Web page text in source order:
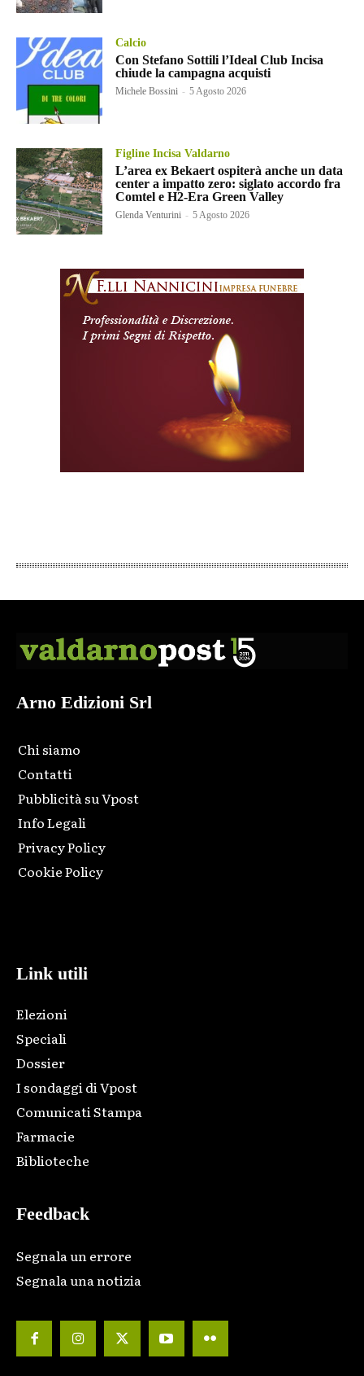
Calcio
Con Stefano Sottili l’Ideal Club Incisa
chiude la campagna acquisti
Michele Bossini - 5 Agosto 2026
Figline Incisa Valdarno
L’area ex Bekaert ospiterà anche un data
center a impatto zero: siglato accordo fra
Comtel e H2-Era Green Valley
Glenda Venturini - 5 Agosto 2026
Arno Edizioni Srl
Chi siamo
Contatti
Pubblicità su Vpost
Info Legali
Privacy Policy
Cookie Policy
Link utili
Elezioni
Speciali
Dossier
I sondaggi di Vpost
Comunicati Stampa
Farmacie
Biblioteche
Feedback
Segnala un errore
Segnala una notizia